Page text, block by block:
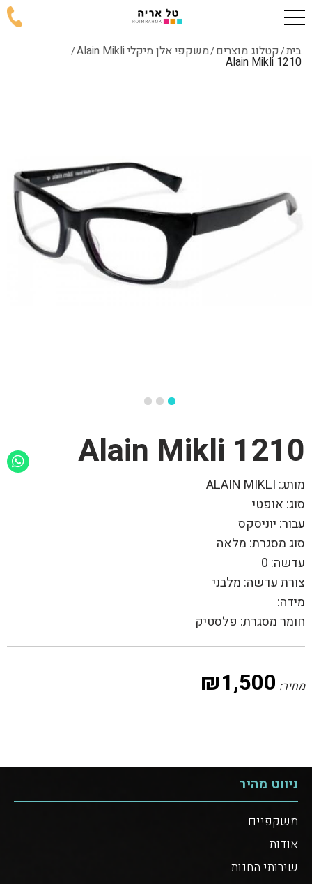
בית/קטלוג מוצרים/משקפי אלן מיקלי Alain Mikli /
1210 Alain Mikli
1210 Alain Mikli
מותג: ALAIN MIKLI
סוג: אופטי
עבור: יוניסקס
סוג מסגרת: מלאה
עדשה: 0
צורת עדשה: מלבני
מידה:
חומר מסגרת: פלסטיק
מחיר: ₪1,500
ניווט מהיר
משקפיים
אודות
שירותי החנות